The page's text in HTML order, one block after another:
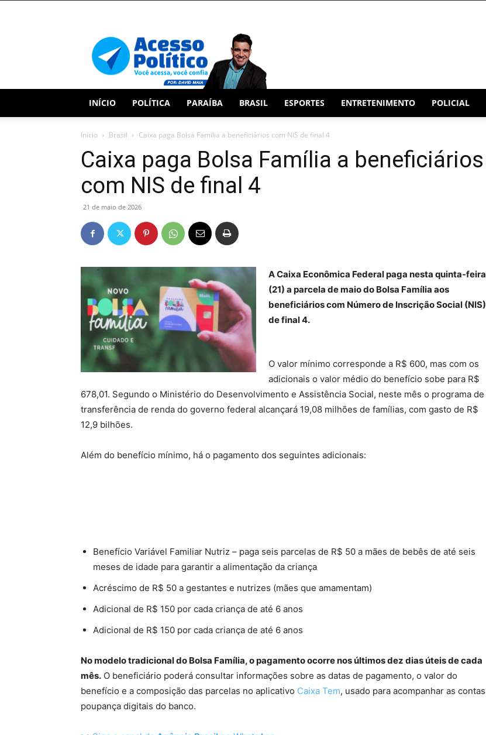
INÍCIO POLÍTICA PARAÍBA BRASIL ESPORTES ENTRETENIMENTO POLICIAL
Início Brasil Caixa paga Bolsa Família a beneficiários com NIS de final 4
Caixa paga Bolsa Família a beneficiários
com NIS de final 4
21 de maio de 2026
A Caixa Econômica Federal paga nesta quinta-feira
(21) a parcela de maio do Bolsa Família aos
beneficiários com Número de Inscrição Social (NIS)
de final 4.
O valor mínimo corresponde a R$ 600, mas com os
adicionais o valor médio do benefício sobe para R$
678,01. Segundo o Ministério do Desenvolvimento e Assistência Social, neste mês o programa de
transferência de renda do governo federal alcançará 19,08 milhões de famílias, com gasto de R$
12,9 bilhões.
Além do benefício mínimo, há o pagamento dos seguintes adicionais:
Benefício Variável Familiar Nutriz – paga seis parcelas de R$ 50 a mães de bebês de até seis
meses de idade para garantir a alimentação da criança
Acréscimo de R$ 50 a gestantes e nutrizes (mães que amamentam)
Adicional de R$ 150 por cada criança de até 6 anos
Adicional de R$ 150 por cada criança de até 6 anos
No modelo tradicional do Bolsa Família, o pagamento ocorre nos últimos dez dias úteis de cada
mês. O beneficiário poderá consultar informações sobre as datas de pagamento, o valor do
benefício e a composição das parcelas no aplicativo Caixa Tem, usado para acompanhar as contas
poupança digitais do banco.